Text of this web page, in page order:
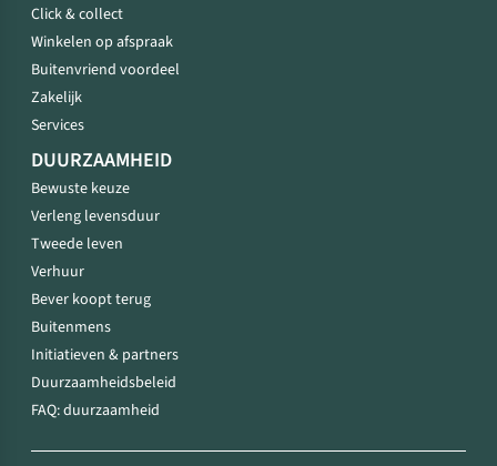
Click & collect
Winkelen op afspraak
Buitenvriend voordeel
Zakelijk
Services
DUURZAAMHEID
Bewuste keuze
Verleng levensduur
Tweede leven
Verhuur
Bever koopt terug
Buitenmens
Initiatieven & partners
Duurzaamheidsbeleid
FAQ: duurzaamheid